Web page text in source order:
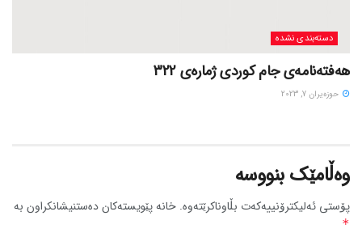
دسته‌بندی نشده
هەفتەنامەی جام کوردی ژمارەی 322
حوزه‌یران 7, 2023
وەڵامێک بنووسە
پۆستی ئەلیکترۆنییەکەت بڵاوناکرێتەوە. خانە پێویستەکان دەستنیشانکراون بە
*